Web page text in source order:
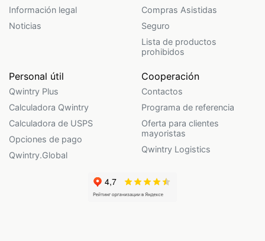
Información legal
Noticias
Compras Asistidas
Seguro
Lista de productos
prohibidos
Personal útil
Qwintry Plus
Calculadora Qwintry
Calculadora de USPS
Opciones de pago
Qwintry.Global
Cooperación
Contactos
Programa de referencia
Oferta para clientes
mayoristas
Qwintry Logistics